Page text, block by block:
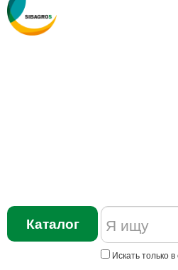
Каталог
Искать только